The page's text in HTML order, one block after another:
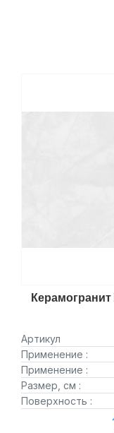
Артикул
Применение :
Применение :
Размер, см :
Поверхность :